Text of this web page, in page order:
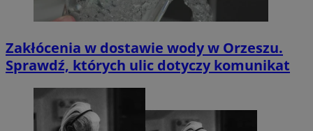
Zakłócenia w dostawie wody w Orzeszu.
Sprawdź, których ulic dotyczy komunikat